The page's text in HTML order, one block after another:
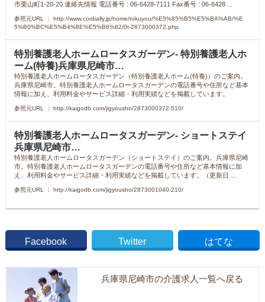
市栗山町1-20-20 連絡先情報 電話番号 : 06-6428-7111 Fax番号 : 06-6428 ...
参照元URL ： http://www.cordially.jp/home/tokuyou/%E5%85%B5%E5%BA%AB/%E
5%B0%BC%E5%B4%8E%E5%B8%82/0t-2873000372.php
特別養護老人ホームロータスガーデン- 特別養護老人ホ
ーム(特養)兵庫県尼崎市…
特別養護老人ホームロータスガーデン（特別養護老人ホーム(特養)）のご案内。
兵庫県尼崎市。特別養護老人ホームロータスガーデンの電話番号や住所など基本
情報に加え、利用料金やサービス詳細・利用実績などを掲載しています。
参照元URL ： http://kaigodb.com/jigyousho/2873000372-510/
特別養護老人ホームロータスガーデン- ショートステイ
兵庫県尼崎市…
特別養護老人ホームロータスガーデン（ショートステイ）のご案内。兵庫県尼崎
市。特別養護老人ホームロータスガーデンの電話番号や住所など基本情報に加
え、利用料金やサービス詳細・利用実績などを掲載しています。（更新日 ...
参照元URL ： http://kaigodb.com/jigyousho/2873001040-210/
Facebook Twitter はてな
兵庫県尼崎市の介護求人一覧へ戻る